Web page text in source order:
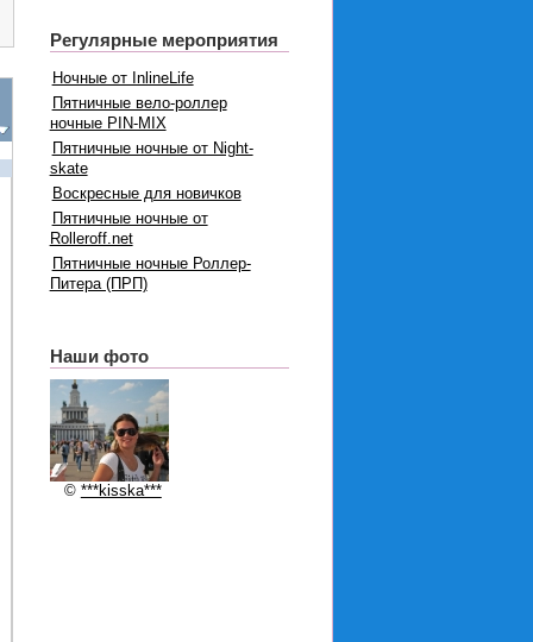
Регулярные мероприятия
Ночные от InlineLife
Пятничные вело-роллер
ночные PIN-MIX
Пятничные ночные от Night-
skate
Воскресные для новичков
Пятничные ночные от
Rolleroff.net
Пятничные ночные Роллер-
Питера (ПРП)
Наши фото
© ***kisska***